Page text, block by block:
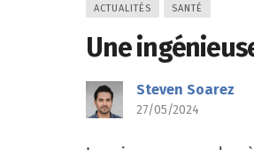
ACTUALITÉS SANTÉ
Une
Steven Soarez
27/05/2024